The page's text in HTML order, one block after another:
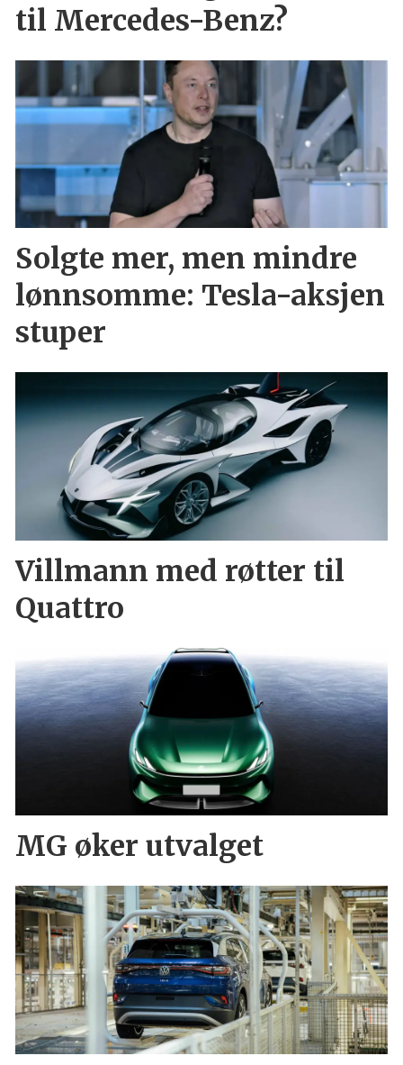
til Mercedes-Benz?
Solgte mer, men mindre
lønnsomme: Tesla-aksjen
stuper
Villmann med røtter til
Quattro
MG øker utvalget